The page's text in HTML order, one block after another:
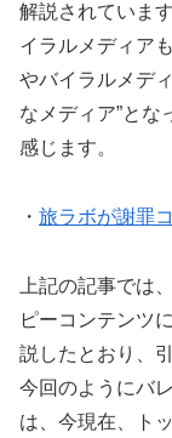
解説されていま
イラルメディア
やバイラルメデ
なメディア”とな
感じます。
・ 旅ラボが謝罪
上記の記事では
ピーコンテンツ
説したとおり、
今回のようにバ
は、今現在、ト